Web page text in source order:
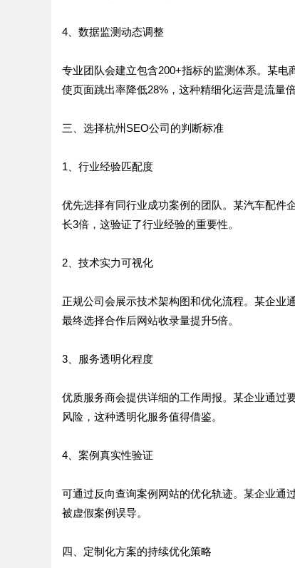
4、数据监测动态调整
专业团队会建立包含200+指标的监测体系。某电
使页面跳出率降低28%，这种精细化运营是流量倍
三、选择杭州SEO公司的判断标准
1、行业经验匹配度
优先选择有同行业成功案例的团队。某汽车配件
长3倍，这验证了行业经验的重要性。
2、技术实力可视化
正规公司会展示技术架构图和优化流程。某企业
最终选择合作后网站收录量提升5倍。
3、服务透明化程度
优质服务商会提供详细的工作周报。某企业通过
风险，这种透明化服务值得借鉴。
4、案例真实性验证
可通过反向查询案例网站的优化轨迹。某企业通
被虚假案例误导。
四、定制化方案的持续优化策略